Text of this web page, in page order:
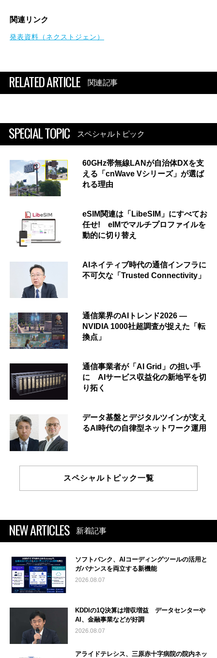
関連リンク
発表資料（ネクストジェン）
RELATED ARTICLE 関連記事
SPECIAL TOPIC スペシャルトピック
60GHz帯無線LANが自治体DXを支
える「cnWave Vシリーズ」が選ば
れる理由
eSIM関連は「LibeSIM」にすべてお
任せ! eIMでマルチプロファイルを
動的に切り替え
AIネイティブ時代の通信インフラに
不可欠な「Trusted Connectivity」
通信業界のAIトレンド2026 ―
NVIDIA 1000社超調査が捉えた「転
換点」
通信事業者が「AI Grid」の担い手
に AIサービス収益化の新地平を切
り拓く
データ基盤とデジタルツインが支え
るAI時代の自律型ネットワーク運用
スペシャルトピック一覧
NEW ARTICLES 新着記事
ソフトバンク、AIコーディングツールの活用と
ガバナンスを両立する新機能
2026.08.07
KDDIの1Q決算は増収増益 データセンターや
AI、金融事業などが好調
2026.08.07
アライドテレシス、三原赤十字病院の院内ネッ